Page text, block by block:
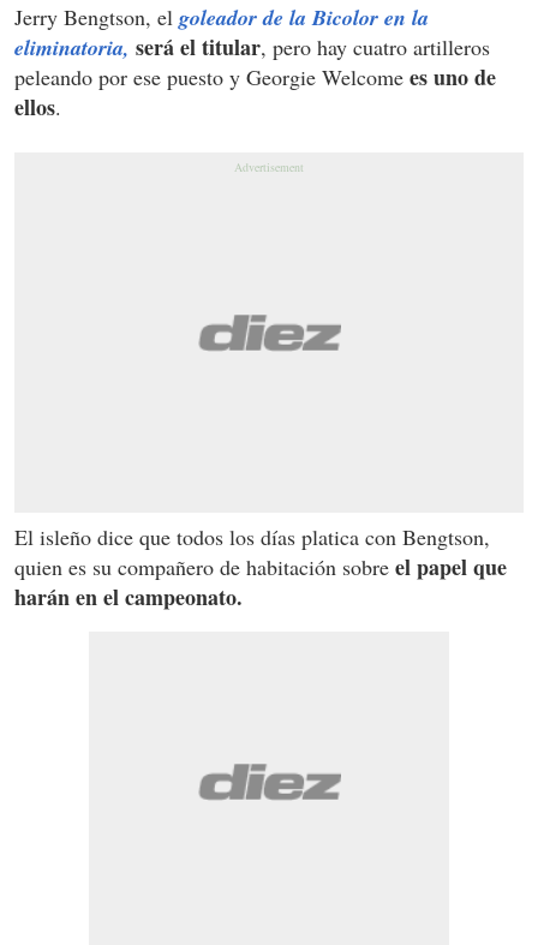
Jerry Bengtson, el goleador de la Bicolor en la
eliminatoria, será el titular, pero hay cuatro artilleros
peleando por ese puesto y Georgie Welcome es uno de
ellos.
El isleño dice que todos los días platica con Bengtson,
quien es su compañero de habitación sobre el papel que
harán en el campeonato.